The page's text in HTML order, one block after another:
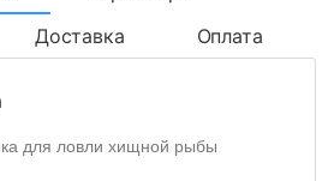
Доставка Оплата
для ловли хищной рыбы